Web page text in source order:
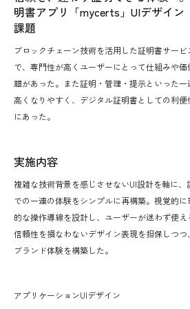
明書アプリ「mycerts」UIデザイン
課題
ブロックチェーン技術を活用した証明書サー
で、専門性が高くユーザーにとって仕組みや
題があった。また証明・管理・提示といった
高くなりやすく、デジタル証明書としての利
にあった。
実施内容
複雑な技術背景を感じさせないUI設計を軸に
での一連の体験をシンプルに再構築。視覚的
的な操作導線を設計し、ユーザーが迷わず使
信頼性を損なわないデザイン表現を担保しつ
ブランド体験を構築した。
アプリケーションUIデザイン